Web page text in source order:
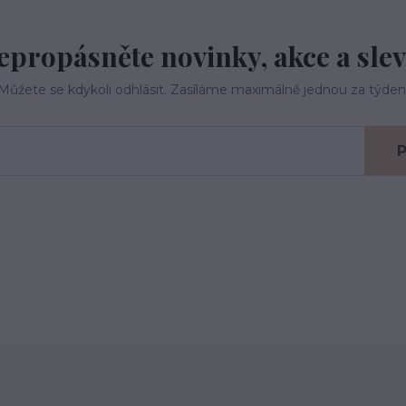
novinky, akce a
se kdykoli odhlásit. Zasíláme maximálně jednou za